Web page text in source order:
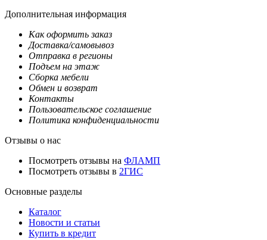
Дополнительная информация
Как оформить заказ
Доставка/самовывоз
Отправка в регионы
Подъем на этаж
Сборка мебели
Обмен и возврат
Контакты
Пользовательское соглашение
Политика конфиденциальности
Отзывы о нас
Посмотреть отзывы на ФЛАМП
Посмотреть отзывы в 2ГИС
Основные разделы
Каталог
Новости и статьи
Купить в кредит